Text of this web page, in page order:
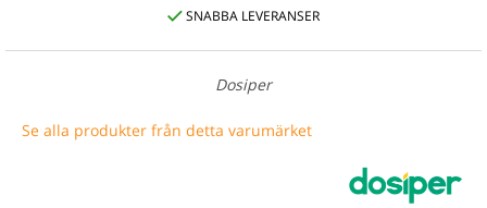
SNABBA LEVERANSER
Dosiper
Se alla produkter från detta varumärket